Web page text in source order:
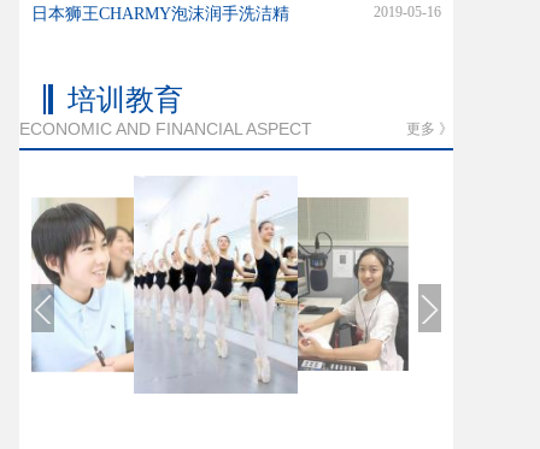
日本狮王CHARMY泡沫润手洗洁精 2019-05-16
培训教育
ECONOMIC AND FINANCIAL ASPECT 更多 》